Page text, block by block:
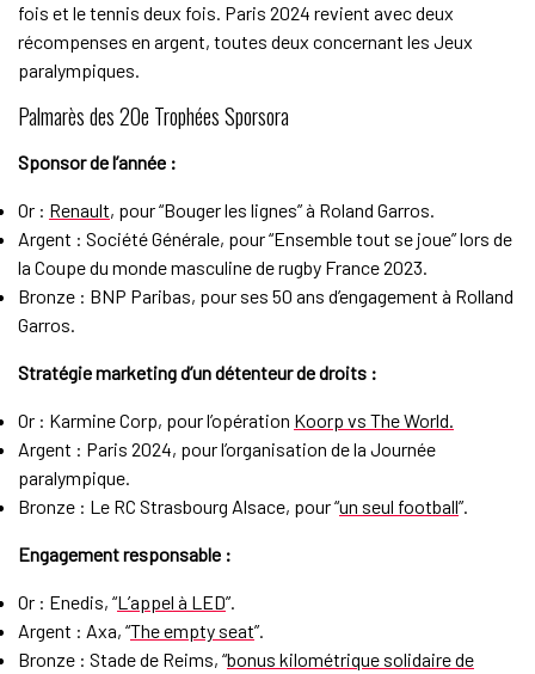
fois et le tennis deux fois. Paris 2024 revient avec deux
récompenses en argent, toutes deux concernant les Jeux
paralympiques.
Palmarès des 20e Trophées Sporsora
Sponsor de l’année :
Or : Renault, pour “Bouger les lignes” à Roland Garros.
Argent : Société Générale, pour “Ensemble tout se joue” lors de
la Coupe du monde masculine de rugby France 2023.
Bronze : BNP Paribas, pour ses 50 ans d’engagement à Rolland
Garros.
Stratégie marketing d’un détenteur de droits :
Or : Karmine Corp, pour l’opération Koorp vs The World.
Argent : Paris 2024, pour l’organisation de la Journée
paralympique.
Bronze : Le RC Strasbourg Alsace, pour “un seul football”.
Engagement responsable :
Or : Enedis, “L’appel à LED”.
Argent : Axa, “The empty seat”.
Bronze : Stade de Reims, “bonus kilométrique solidaire de